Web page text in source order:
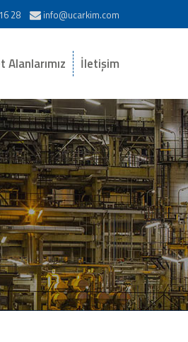
28 info@ucarkim.com
Alanlarımız İletişim